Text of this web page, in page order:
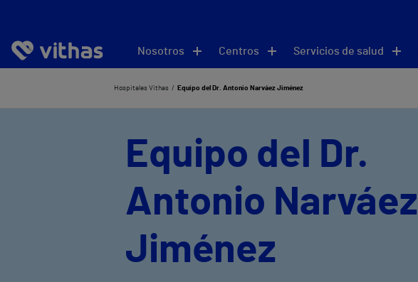
Nosotros Centros Servicios de salud
Hospitales Vithas Equipo del Dr. Antonio Narváez Jiménez
Equipo del Dr.
Antonio Narváez
Jiménez